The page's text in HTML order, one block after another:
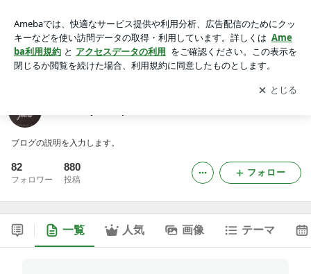
アプリをダウンロードして ブログの更新通知
を受け取りまし
ょう。
開く
ブログの説明を入力します。
82
フォロワー
880
投稿
フォロー
一覧 人気 画像 テーマ